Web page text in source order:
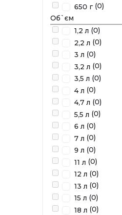
650 г (0)
Об`єм
1,2 л (0)
2,2 л (0)
3 л (0)
3,2 л (0)
3,5 л (0)
4 л (0)
4,7 л (0)
5,5 л (0)
6 л (0)
7 л (0)
9 л (0)
11 л (0)
12 л (0)
13 л (0)
15 л (0)
18 л (0)